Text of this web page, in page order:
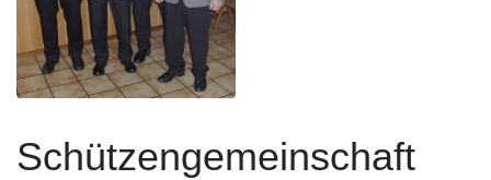
Schützengemeinschaft